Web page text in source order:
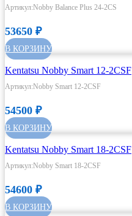
Артикул:Nobby Balance Plus 24-2CS
53650 ₽
В КОРЗИНУ
Kentatsu Nobby Smart 12-2CSF
Артикул:Nobby Smart 12-2CSF
54500 ₽
В КОРЗИНУ
Kentatsu Nobby Smart 18-2CSF
Артикул:Nobby Smart 18-2CSF
54600 ₽
В КОРЗИНУ